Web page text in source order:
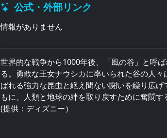
公式・外部リンク
情報がありません
世界的な戦争から1000年後、「風の谷」と呼
る。勇敢な王女ナウシカに率いられた谷の人
ばれる強力な昆虫と絶え間ない闘いを繰り広
もに、人類と地球の絆を取り戻すために奮闘す
(提供：ディズニー）